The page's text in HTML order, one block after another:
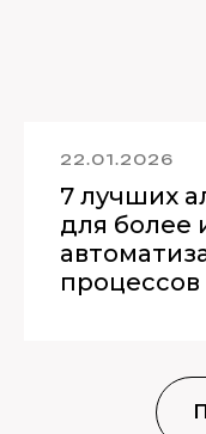
22.01.2026
7 лучших
для более
процессов